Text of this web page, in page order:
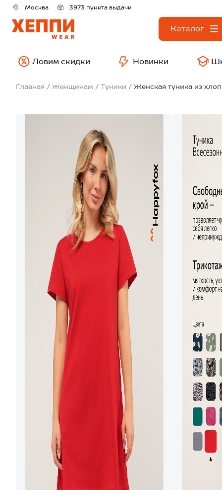
Москва 3973 пункта выдачи
Каталог
Ловим скидки Новинки
Главная Женщинам Туники Женская туника из